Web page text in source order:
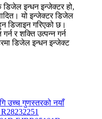
इन्धन इन्जेक्टर हो,
यो इन्जेक्टर डिजेल
डिजाइन गरिएको छ।
र शक्ति उत्पन्न गर्न
डिजेल इन्धन इन्जेक्ट